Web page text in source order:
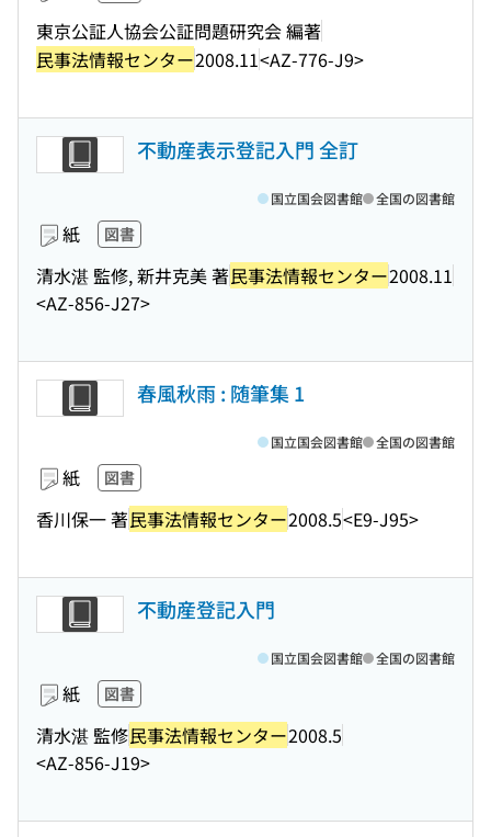
東京公証人協会公証問題研究会 編著
民事法情報センター2008.11<AZ-776-J9>
不動産表示登記入門 全訂
紙 図書
清水湛 監修, 新井克美 著民事法情報センター2008.11
<AZ-856-J27>
国立国会図書館 全国の図書館
春風秋雨 : 随筆集 1
紙 図書
香川保一 著民事法情報センター2008.5<E9-J95>
国立国会図書館 全国の図書館
不動産登記入門
紙 図書
清水湛 監修民事法情報センター2008.5
<AZ-856-J19>
国立国会図書館 全国の図書館